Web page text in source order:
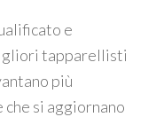
e
tapparellisti
più
si aggiornano